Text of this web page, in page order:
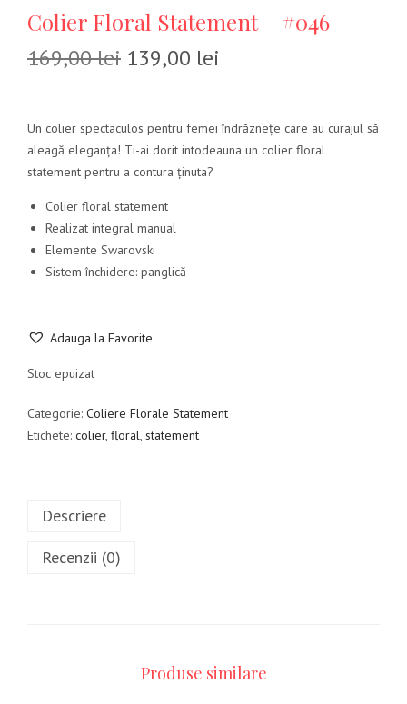
Colier Floral Statement – #046
169,00lei 139,00 lei
Un colier spectaculos pentru femei îndrăznețe care au curajul să
aleagă eleganța! Ti-ai dorit intodeauna un colier floral
statement pentru a contura ținuta?
Colier floral statement
Realizat integral manual
Elemente Swarovski
Sistem închidere: panglică
Adauga la Favorite
Stoc epuizat
Categorie: Coliere Florale Statement
Etichete: colier, floral statement
Descriere
Recenzii (0)
Produse similare